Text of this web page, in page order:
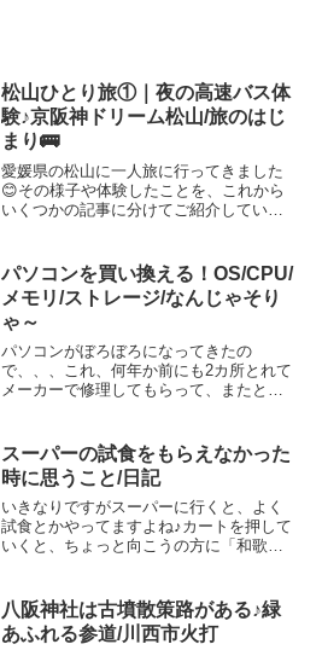
松山ひとり旅①｜夜の高速バス体
験♪京阪神ドリーム松山/旅のはじ
まり🚌
愛媛県の松山に一人旅に行ってきました
😊その様子や体験したことを、これから
いくつかの記事に分けてご紹介していき
と、自分自身の旅の思い出としても残し
ていきたいと思います✨ま...
パソコンを買い換える！OS/CPU/
メモリ/ストレージ/なんじゃそり
ゃ～
パソコンがぼろぼろになってきたの
で、、、これ、何年か前にも2カ所とれて
メーカーで修理してもらって、またとれ
な姿になっても、まだまだ元気なのです
が、、、7年ぶり...
スーパーの試食をもらえなかった
時に思うこと/日記
いきなりですがスーパーに行くと、よく
試食とかやってますよね♪カートを押して
いくと、ちょっと向こうの方に「和歌山
は、、、大抵食べてみたいな、と思うタ
イプなんですが (*^...
八阪神社は古墳散策路がある♪緑
あふれる参道/川西市火打